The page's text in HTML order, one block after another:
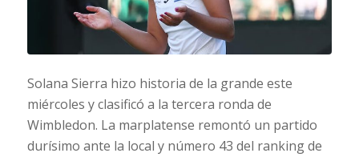
Solana Sierra hizo historia de la grande este
miércoles y clasificó a la tercera ronda de
Wimbledon. La marplatense remontó un partido
durísimo ante la local y número 43 del ranking de